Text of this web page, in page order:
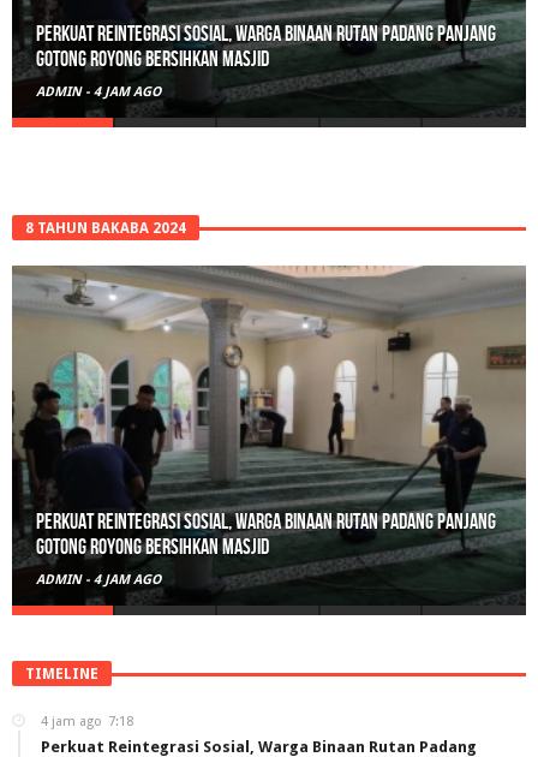
Perkuat Reintegrasi Sosial, Warga Binaan Rutan Padang Panjang
Gotong Royong Bersihkan Masjid
ADMIN - 4 JAM AGO
8 TAHUN BAKABA 2024
Perkuat Reintegrasi Sosial, Warga Binaan Rutan Padang Panjang
Gotong Royong Bersihkan Masjid
ADMIN - 4 JAM AGO
TIMELINE
4 jam ago 7:18
Perkuat Reintegrasi Sosial, Warga Binaan Rutan Padang